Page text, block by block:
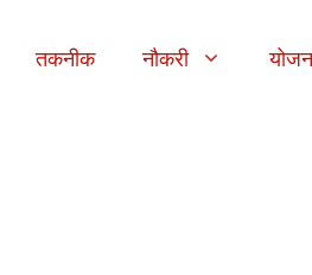
तकनीक नौकरी